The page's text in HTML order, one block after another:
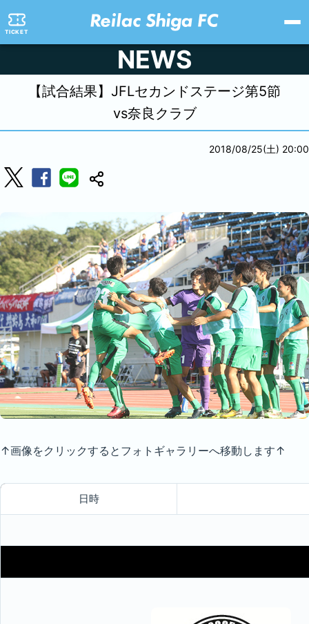
TICKET
NEWS
【試合結果】JFLセカンドステージ第5節
vs奈良クラブ
2018/08/25(土) 20:00
↑画像をクリックするとフォトギャラリーへ移動します↑
日時